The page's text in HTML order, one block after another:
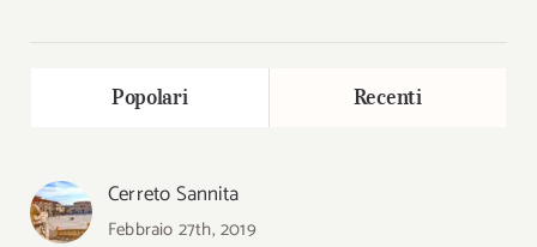
Popolari Recenti
Cerreto Sannita
Febbraio 27th, 2019